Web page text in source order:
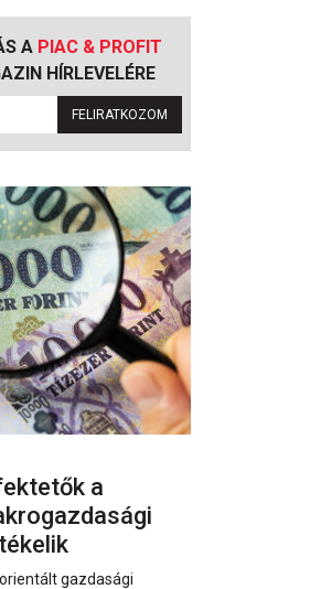
A PIAC & PROFIT
HÍRLEVELÉRE
FELIRATKOZOM
a
gazdasági